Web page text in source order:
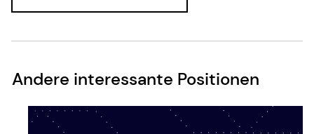
Andere interessante Positionen